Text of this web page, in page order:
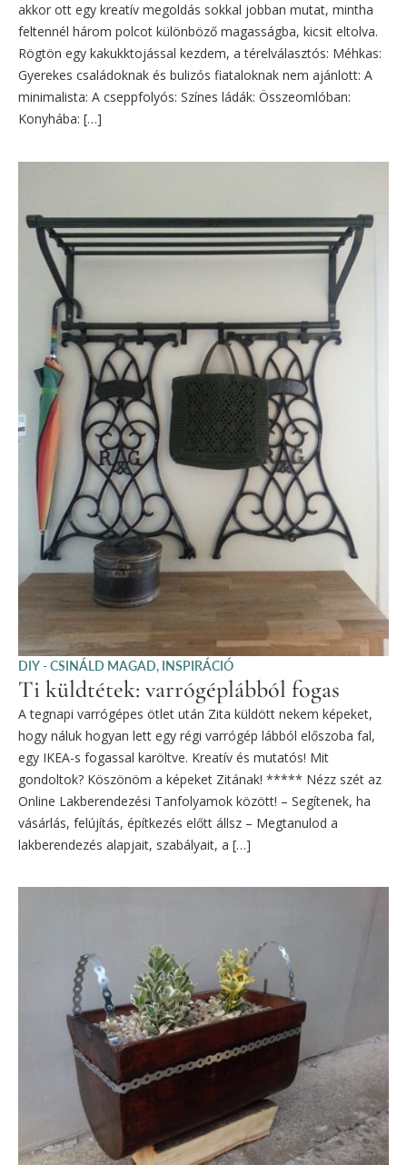
akkor ott egy kreatív megoldás sokkal jobban mutat, mintha
feltennél három polcot különböző magasságba, kicsit eltolva.
Rögtön egy kakukktojással kezdem, a térelválasztós: Méhkas:
Gyerekes családoknak és bulizós fiataloknak nem ajánlott: A
minimalista: A cseppfolyós: Színes ládák: Összeomlóban:
Konyhába: […]
DIY - CSINÁLD MAGAD, INSPIRÁCIÓ
Ti küldtétek: varrógéplábból fogas
A tegnapi varrógépes ötlet után Zita küldött nekem képeket,
hogy náluk hogyan lett egy régi varrógép lábból előszoba fal,
egy IKEA-s fogassal karöltve. Kreatív és mutatós! Mit
gondoltok? Köszönöm a képeket Zitának! ***** Nézz szét az
Online Lakberendezési Tanfolyamok között! – Segítenek, ha
vásárlás, felújítás, építkezés előtt állsz – Megtanulod a
lakberendezés alapjait, szabályait, a […]